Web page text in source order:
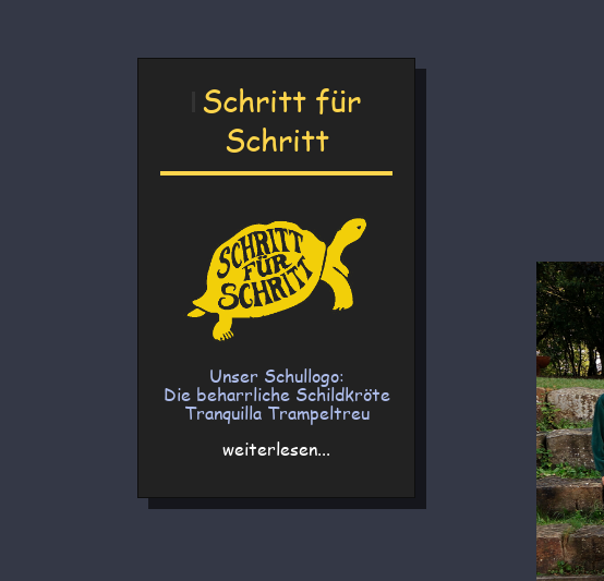
Schritt für
Schritt
Unser Schullogo:
Die beharrliche Schildkröte
Tranquilla Trampeltreu
weiterlesen...